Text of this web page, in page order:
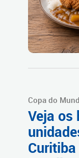
Copa do
Veja os